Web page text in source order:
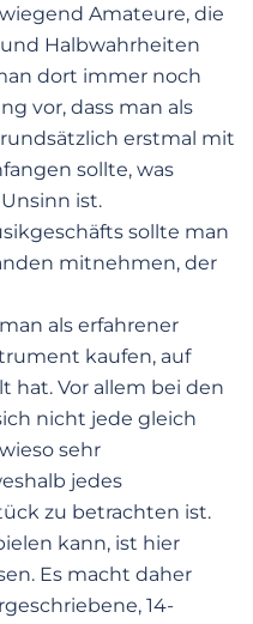
Amateure, die
Halbwahrheiten
dort immer noch
vor, dass man als
erstmal mit
sollte, was
ist.
sollte man
mitnehmen, der
als erfahrener
kaufen, auf
hat. Vor allem bei den
nicht jede gleich
sehr
jedes
zu betrachten ist.
kann, ist hier
Es macht daher
14-